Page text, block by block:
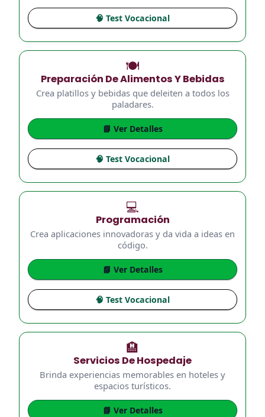
🧠 Test Vocacional
🍽️
Preparación De Alimentos Y Bebidas
Crea platillos y bebidas que deleiten a todos los
paladares.
📘 Ver Detalles
🧠 Test Vocacional
💻
Programación
Crea aplicaciones innovadoras y da vida a ideas en
código.
📘 Ver Detalles
🧠 Test Vocacional
🏨
Servicios De Hospedaje
Brinda experiencias memorables en hoteles y
espacios turísticos.
📘 Ver Detalles